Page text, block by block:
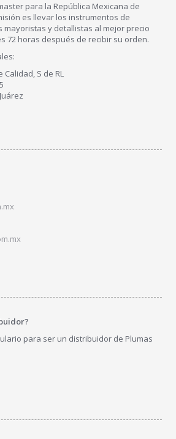
para la República Mexicana de
es llevar los instrumentos de
mayoristas y detallistas al mejor precio
72 horas después de recibir su orden.
S de RL
para ser un distribuidor de Plumas